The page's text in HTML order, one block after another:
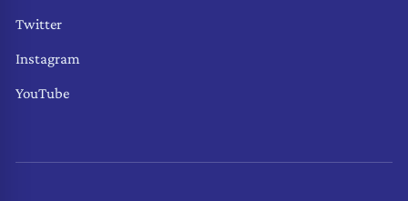
Twitter
Instagram
YouTube